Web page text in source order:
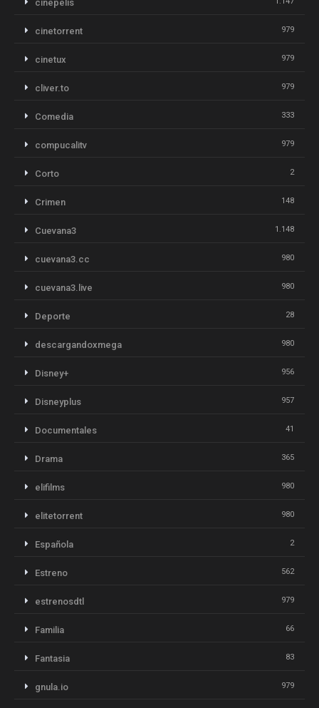
cinepelis
cinetorrent 979
cinetux 979
cliver.to 979
Comedia 333
compucalitv 979
Corto 2
Crimen 148
Cuevana3 1.148
cuevana3.cc 980
cuevana3.live 980
Deporte 28
descargandoxmega 980
Disney+ 956
Disneyplus 957
Documentales 41
Drama 365
elifilms 980
elitetorrent 980
Española 2
Estreno 562
estrenosdtl 979
Familia 66
Fantasia 83
gnula.io 979